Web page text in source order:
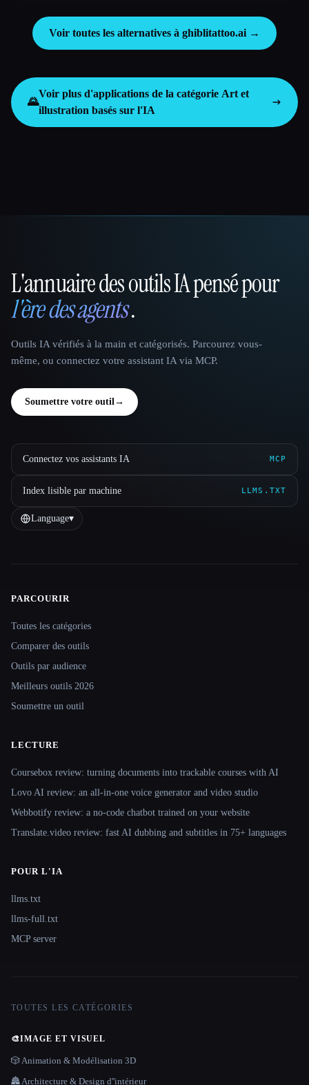
Voir toutes les alternatives à ghiblitattoo.ai →
🌄
Voir plus d'applications de la catégorie Art et
illustration basés sur l'IA
That AI Collection
L'annuaire des outils IA pensé pour
l'ère des agents.
Outils IA vérifiés à la main et catégorisés. Parcourez vous-
même, ou connectez votre assistant IA via MCP.
Soumettre votre outil→
Connectez vos assistants IA MCP
Index lisible par machine LLMS.TXT
Language▾
Site navigation
PARCOURIR
Toutes les catégories
Comparer des outils
Outils par audience
Meilleurs outils 2026
Soumettre un outil
LECTURE
Coursebox review: turning documents into trackable courses with AI
Lovo AI review: an all-in-one voice generator and video studio
Webbotify review: a no-code chatbot trained on your website
Translate.video review: fast AI dubbing and subtitles in 75+ languages
POUR L'IA
llms.txt
llms-full.txt
MCP server
TOUTES LES CATÉGORIES
🎨IMAGE ET VISUEL
🎲 Animation & Modélisation 3D
🏯 Architecture & Design d''intérieur